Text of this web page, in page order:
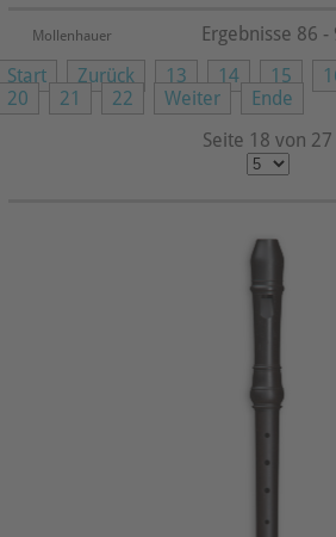
Mollenhauer
Start Zurück 13 14 15
20
21 22 Weiter
Ende
Seite 18 von 27
Ergebnisse 86